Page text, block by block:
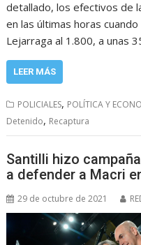
detallado, los efectivos de
en las últimas horas
Lejarraga al 1.800, a unas
LEER MÁS
POLICIALES, POLÍTICA Y
Detenido, Recaptura
Santilli hizo
a defender a Macri
29 de octubre de 2021